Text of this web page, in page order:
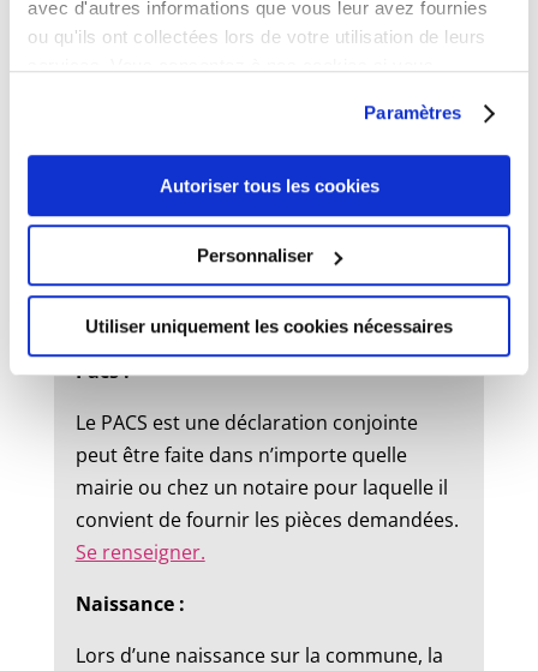
avec d'autres informations que vous leur avez fournies
ou qu'ils ont collectées lors de votre utilisation de leurs
Paramètres
Autoriser tous les cookies
Personnaliser
Utiliser uniquement les cookies nécessaires
État civil
Un dossier de mariage est à retirer en
mairie. Le mariage peut être célébré dans
la commune où l’un des futurs époux à
son domicile ou sa résidence.
Pacs :
Le PACS est une déclaration conjointe
peut être faite dans n’importe quelle
mairie ou chez un notaire pour laquelle il
convient de fournir les pièces demandées.
Se renseigner.
Naissance :
Lors d’une naissance sur la commune, la